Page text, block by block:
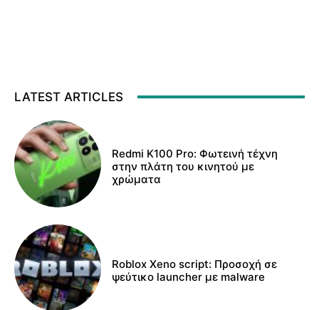
LATEST ARTICLES
Redmi K100 Pro: Φωτεινή τέχνη
στην πλάτη του κινητού με
χρώματα
Roblox Xeno script: Προσοχή σε
ψεύτικο launcher με malware